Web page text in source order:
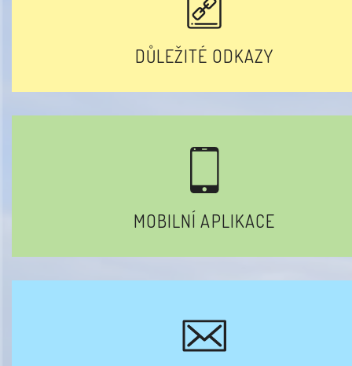
DŮLEŽITÉ ODKAZY
MOBILNÍ APLIKACE